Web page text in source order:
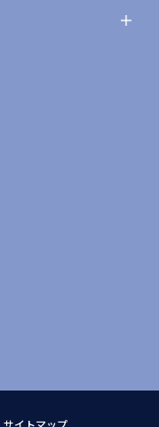
サイトマップ